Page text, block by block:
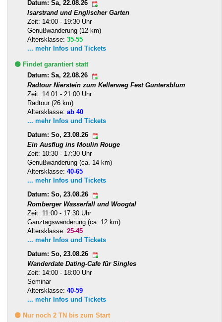
Datum: Sa, 22.08.26
Isarstrand und Englischer Garten
Zeit: 14:00 - 19:30 Uhr
Genußwanderung (12 km)
Altersklasse: 35-55
... mehr Infos und Tickets
🟢 Findet garantiert statt
Datum: Sa, 22.08.26
Radtour Nierstein zum Kellerweg Fest Guntersblum
Zeit: 14:01 - 21:00 Uhr
Radtour (26 km)
Altersklasse: ab 40
... mehr Infos und Tickets
Datum: So, 23.08.26
Ein Ausflug ins Moulin Rouge
Zeit: 10:30 - 17:30 Uhr
Genußwanderung (ca. 14 km)
Altersklasse: 40-65
... mehr Infos und Tickets
Datum: So, 23.08.26
Romberger Wasserfall und Woogtal
Zeit: 11:00 - 17:30 Uhr
Ganztagswanderung (ca. 12 km)
Altersklasse: 25-45
... mehr Infos und Tickets
Datum: So, 23.08.26
Wanderdate Dating-Cafe für Singles
Zeit: 14:00 - 18:00 Uhr
Seminar
Altersklasse: 40-59
... mehr Infos und Tickets
🟡 Nur noch 2 TN bis zum Start